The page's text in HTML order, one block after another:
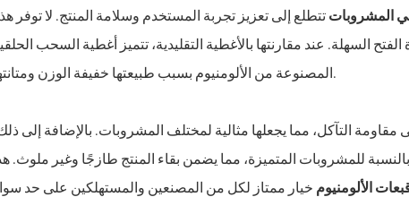
المشروبات تتطلع إلى تعزيز تجربة المستخدم وسلامة المنتج. لا توفر
السهلة. عند مقارنتها بالأغطية التقليدية، تتميز أغطية السحب
المصنوعة من الألومنيوم بسبب طبيعتها خفيفة الوزن ومتانتها.
مقاومة التآكل، مما يجعلها مثالية لمختلف المشروبات. بالإضافة إلى
للمشروبات المتميزة، مما يضمن بقاء المنتج طازجًا وغير ملوث.
الألومنيوم